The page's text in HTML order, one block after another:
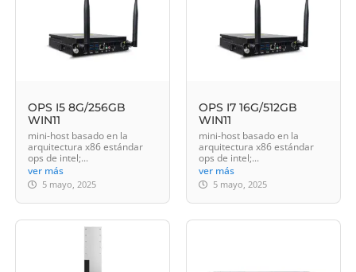
OPS I5 8G/256GB
WIN11
mini-host basado en la
arquitectura x86 estándar
ops de intel;...
ver más
5 mayo, 2025
OPS I7 16G/512GB
WIN11
mini-host basado en la
arquitectura x86 estándar
ops de intel;...
ver más
5 mayo, 2025